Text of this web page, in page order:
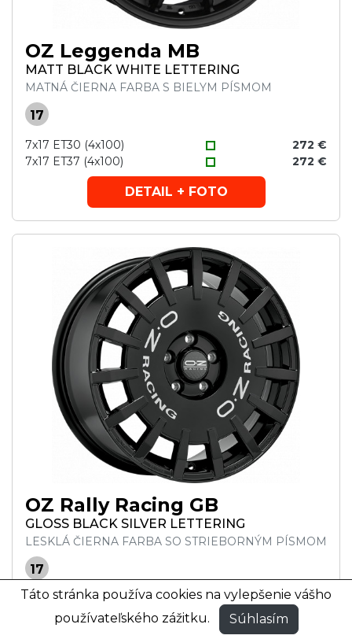
OZ Leggenda MB
MATT BLACK WHITE LETTERING
MATNÁ ČIERNA FARBA S BIELYM PÍSMOM
17
7x17 ET30 (4x100)
272 €
7x17 ET37 (4x100)
272 €
DETAIL + FOTO
OZ Rally Racing GB
GLOSS BLACK SILVER LETTERING
LESKLÁ ČIERNA FARBA SO STRIEBORNÝM PÍSMOM
17
7x17 ET30 (4x100)
284 €
7x17 ET35 (4x98)
284 €
Táto stránka používa cookies na vylepšenie vášho
používateľského zážitku.
Súhlasím